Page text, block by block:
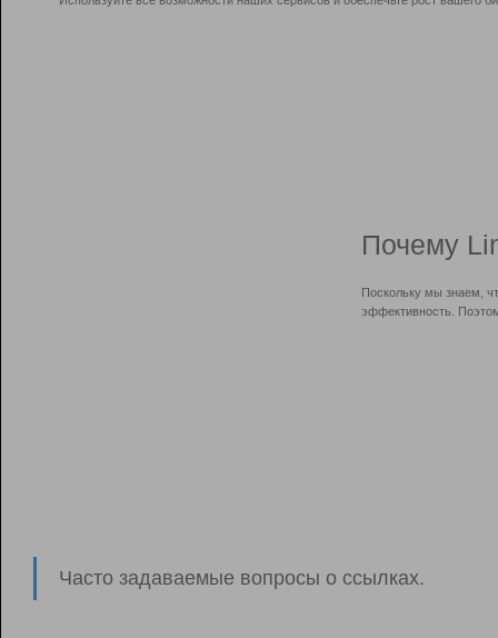
Почему
Поскольку мы знаем,
эффективность.
Часто задаваемые вопросы о ссылках.